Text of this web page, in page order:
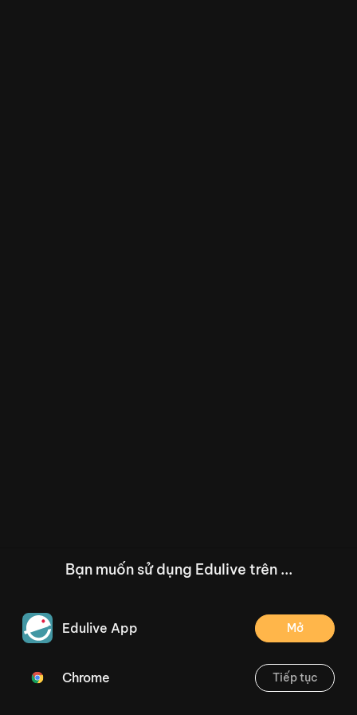
/--
Thoát
Bạn muốn sử dụng Edulive trên ...
Edulive App Mở
Chrome Tiếp tục